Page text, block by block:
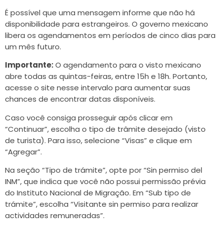
É possível que uma mensagem informe que não há
disponibilidade para estrangeiros. O governo mexicano
libera os agendamentos em períodos de cinco dias para
um mês futuro.
Importante:O agendamento para o visto mexicano
abre todas as quintas-feiras, entre 15h e 18h. Portanto,
acesse o site nesse intervalo para aumentar suas
chances de encontrar datas disponíveis.
Caso você consiga prosseguir após clicar em
“Continuar”, escolha o tipo de trâmite desejado (visto
de turista). Para isso, selecione “Visas” e clique em
“Agregar”.
Na seção “Tipo de trámite”, opte por “Sin permiso del
INM”, que indica que você não possui permissão prévia
do Instituto Nacional de Migração. Em “Sub tipo de
trámite”, escolha “Visitante sin permiso para realizar
actividades remuneradas”.